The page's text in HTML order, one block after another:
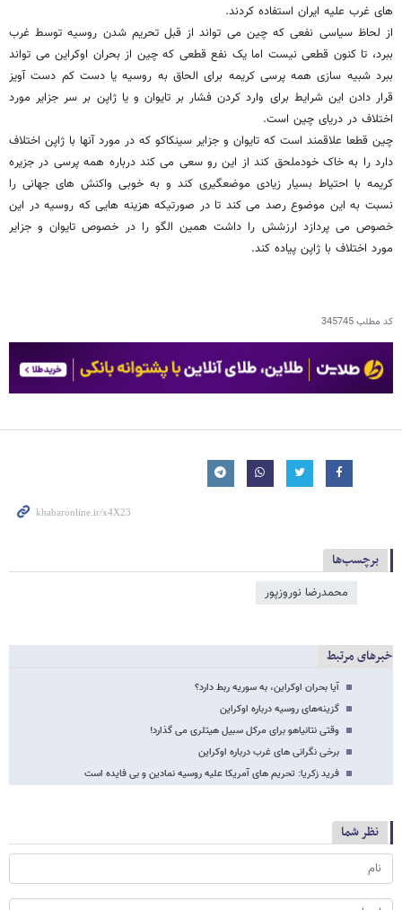
های غرب علیه ایران استفاده کردند.
از لحاظ سیاسی نفعی که چین می تواند از قبل تحریم شدن روسیه توسط غرب
ببرد، تا کنون قطعی نیست اما یک نفع قطعی که چین از بحران اوکراین می تواند
ببرد شبیه سازی همه پرسی کریمه برای الحاق به روسیه یا دست کم دست آویز
قرار دادن این شرایط برای وارد کردن فشار بر تایوان و یا ژاپن بر سر جزایر مورد
اختلاف در دریای چین است.
چین قطعا علاقمند است که تایوان و جزایر سینکاکو که در مورد آنها با ژاپن اختلاف
دارد را به خاک خودملحق کند از این رو سعی می کند درباره همه پرسی در جزیره
کریمه با احتیاط بسیار زیادی موضعگیری کند و به خوبی واکنش های جهانی را
نسبت به این موضوع رصد می کند تا در صورتیکه هزینه هایی که روسیه در این
خصوص می پردازد ارزشش را داشت همین الگو را در خصوص تایوان و جزایر
مورد اختلاف با ژاپن پیاده کند.
کد مطلب345745
برچسب‌ها
محمدرضا نوروزپور
خبرهای مرتبط
آیا بحران اوکراین، به سوریه ربط دارد؟
گزینه‌های روسیه درباره اوکراین
وقتی نتانیاهو برای مرکل سبیل هیتلری می گذارد!
برخی نگرانی های غرب درباره اوکراین
فرید زکریا: تحریم های آمریکا علیه روسیه نمادین و بی فایده است
نظر شما